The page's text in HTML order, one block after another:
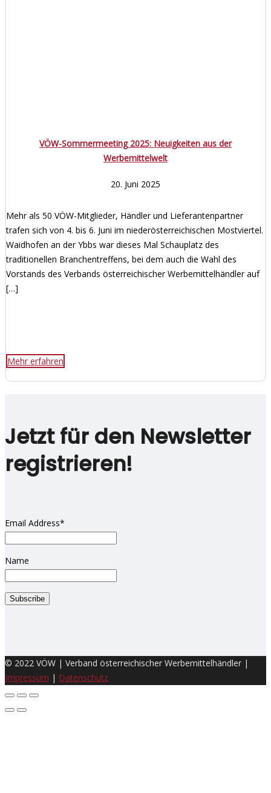
VÖW-Sommermeeting 2025: Neuigkeiten aus der
Werbemittelwelt
20. Juni 2025
Mehr als 50 VÖW-Mitglieder, Händler und Lieferantenpartner
trafen sich von 4. bis 6. Juni im niederösterreichischen Mostviertel.
Waidhofen an der Ybbs war dieses Mal Schauplatz des
traditionellen Branchentreffens, bei dem auch die Wahl des
Vorstands des Verbands österreichischer Werbemittelhändler auf
[…]
Mehr erfahren
Jetzt für den Newsletter
registrieren!
Email Address*
Name
© 2022 VÖW | Verband österreichischer Werbemittelhändler |
Impressum | Datenschutz